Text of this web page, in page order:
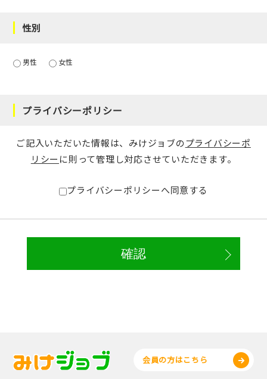
性別
男性 女性
プライバシーポリシー
ご記入いただいた情報は、みけジョブのプライバシーポ
リシー に則って管理し対応させていただきます。
プライバシーポリシーへ同意する
会員の方はこちら